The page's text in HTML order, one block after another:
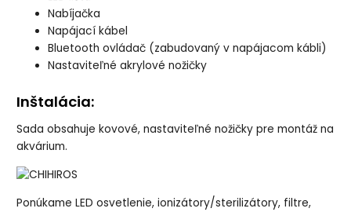
Nabíjačka
Napájací kábel
Bluetooth ovládač (zabudovaný v napájacom kábli)
Nastaviteľné akrylové nožičky
Inštalácia:
Sada obsahuje kovové, nastaviteľné nožičky pre montáž na
akvárium.
Ponúkame LED osvetlenie, ionizátory/sterilizátory, filtre,